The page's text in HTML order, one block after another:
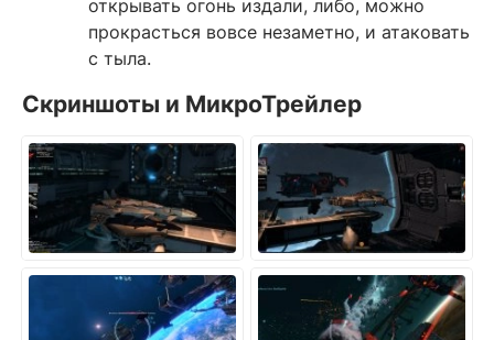
открывать огонь издали, либо, можно
прокрасться вовсе незаметно, и атаковать
с тыла.
Скриншоты и МикроТрейлер